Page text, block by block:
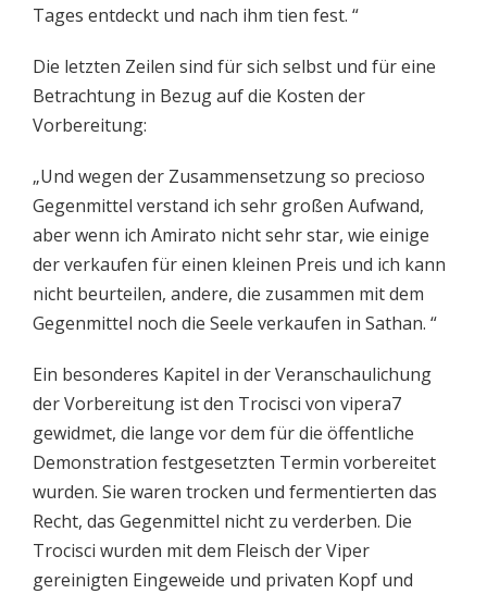
Tages entdeckt und nach ihm tien fest. “
Die letzten Zeilen sind für sich selbst und für eine
Betrachtung in Bezug auf die Kosten der
Vorbereitung:
„Und wegen der Zusammensetzung so precioso
Gegenmittel verstand ich sehr großen Aufwand,
aber wenn ich Amirato nicht sehr star, wie einige
der verkaufen für einen kleinen Preis und ich kann
nicht beurteilen, andere, die zusammen mit dem
Gegenmittel noch die Seele verkaufen in Sathan. “
Ein besonderes Kapitel in der Veranschaulichung
der Vorbereitung ist den Trocisci von vipera7
gewidmet, die lange vor dem für die öffentliche
Demonstration festgesetzten Termin vorbereitet
wurden. Sie waren trocken und fermentierten das
Recht, das Gegenmittel nicht zu verderben. Die
Trocisci wurden mit dem Fleisch der Viper
gereinigten Eingeweide und privaten Kopf und